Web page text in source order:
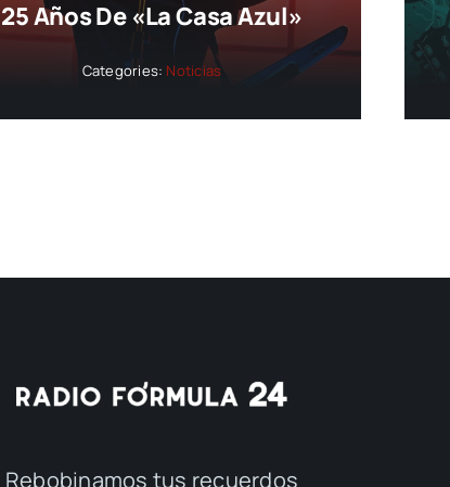
25 Años De «La Casa Azul»
Categories: Noticias
Rebobinamos tus recuerdos